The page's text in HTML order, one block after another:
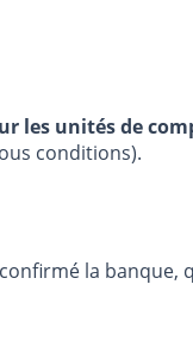
les unités de
conditions).
la